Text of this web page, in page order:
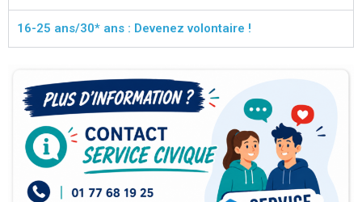
16-25 ans/30* ans : Devenez volontaire !